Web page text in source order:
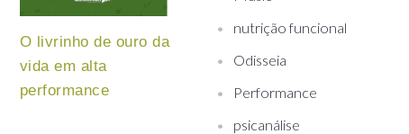
O livrinho de ouro da
vida em alta
performance
nutrição funcional
Odisseia
Performance
psicanálise